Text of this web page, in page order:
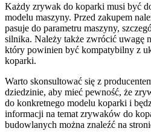
Każdy zrywak do koparki musi być
modelu maszyny. Przed zakupem
pasuje do parametru maszyny,
silnika. Należy także zwrócić uwagę
który powinien być kompatybilny z
koparki.
Warto skonsultować się z
dziedzinie, aby mieć pewność, że
do konkretnego modelu koparki i
informacji na temat zrywaków do
budowlanych można znaleźć na